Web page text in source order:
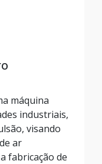
máquina
industriais,
visando
ar
fabricação de